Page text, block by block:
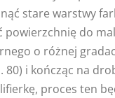
stare warstwy
powierzchnię do
o różnej
80) i kończąc na
proces ten